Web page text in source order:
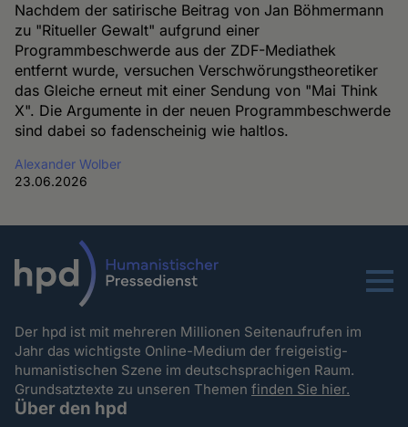
Nachdem der satirische Beitrag von Jan Böhmermann
zu "Ritueller Gewalt" aufgrund einer
Programmbeschwerde aus der ZDF-Mediathek
entfernt wurde, versuchen Verschwörungstheoretiker
das Gleiche erneut mit einer Sendung von "Mai Think
X". Die Argumente in der neuen Programmbeschwerde
sind dabei so fadenscheinig wie haltlos.
Alexander Wolber
23.06.2026
Menu
Der hpd ist mit mehreren Millionen Seitenaufrufen im
Jahr das wichtigste Online-Medium der freigeistig-
humanistischen Szene im deutschsprachigen Raum.
Grundsatztexte zu unseren Themenfinden Sie hier.
Über den hpd